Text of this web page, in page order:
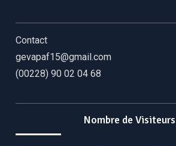
Contact
gevapaf15@gmail.com
(00228) 90 02 04 68
Nombre de Visiteurs